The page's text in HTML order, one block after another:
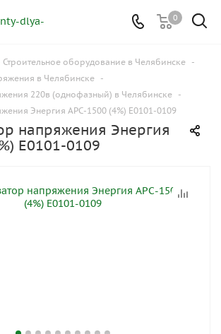
0
Строительное оборудование в Челябинске -
в Челябинске -
220в (однофазный) в Челябинске -
Энергия АРС-1500 (4%) Е0101-0109
напряжения Энергия
Е0101-0109